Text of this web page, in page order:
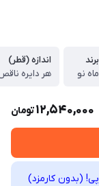
برند
ماه نو
اندازه (قطر)
هر دایره ناقص
12,540,000تومان